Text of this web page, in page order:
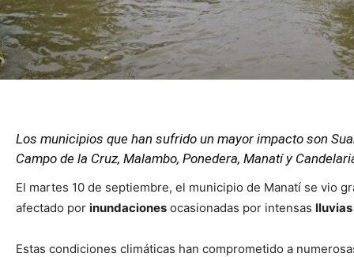
Los municipios que han sufrido un mayor impacto son
Campo de la Cruz, Malambo, Ponedera, Manatí y
El martes 10 de septiembre, el municipio de Manatí se vio
afectado por inundaciones ocasionadas por intensas lluvias
Estas condiciones climáticas han comprometido a